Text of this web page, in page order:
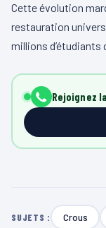
Cette évolution
restauration
millions d’étudiants
Rejoignez
SUJETS : Crous